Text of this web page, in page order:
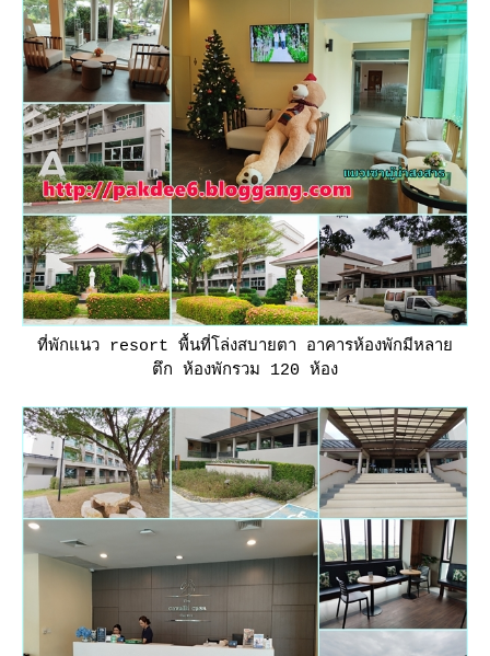
ที่พักแนว resort พื้นที่โล่งสบายตา อาคารห้องพักมีหลา
ตึก ห้องพักรวม 120 ห้อง